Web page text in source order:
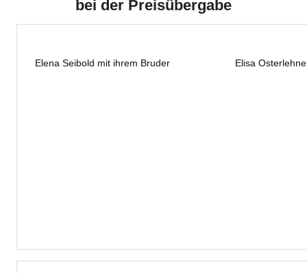
bei der Preisübergabe
Elena Seibold mit ihrem Bruder Elisa